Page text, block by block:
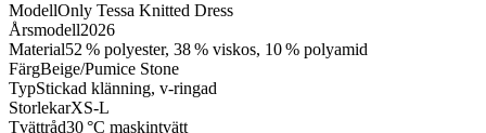
ModellOnly Tessa Knitted Dress
Årsmodell2026
Material52 % polyester, 38 % viskos, 10 % polyamid
FärgBeige/Pumice Stone
TypStickad klänning, v-ringad
StorlekarXS-L
Tvättråd30 °C maskintvätt